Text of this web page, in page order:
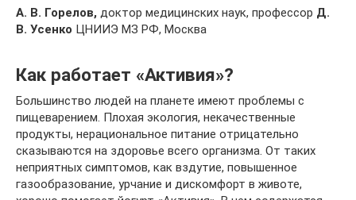
А. В. Горелов, доктор медицинских наук, профессор Д.
В. Усенко ЦНИИЭ МЗ РФ, Москва
Как работает «Активия»?
Большинство людей на планете имеют проблемы с
пищеварением. Плохая экология, некачественные
продукты, нерациональное питание отрицательно
сказываются на здоровье всего организма. От таких
неприятных симптомов, как вздутие, повышенное
газообразование, урчание и дискомфорт в животе,